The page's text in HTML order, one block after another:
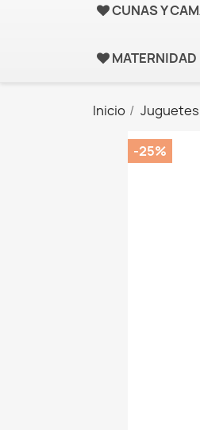
CUNAS Y
MATERNIDAD
Inicio
-25%